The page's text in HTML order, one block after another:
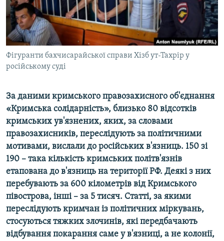
УКРАЇНСЬКА ПРОБЛЕМА КРИМУ
ІНФОГРАФІКА
ДОЛУЧАЙСЯ!
Усі сайти RFE/RL
Фігуранти бахчисарайської справи Хізб ут-Тахрір у
російському суді
За даними кримського правозахисного об'єднання
«Кримська солідарність», близько 80 відсотків
кримських ув'язнених, яких, за словами
правозахисників, переслідують за політичними
мотивами, вислали до російських в'язниць. 150 зі
190 – така кількість кримських політв'язнів
етапована до в'язниць на території РФ. Деякі з них
перебувають за 600 кілометрів від Кримського
півострова, інші – за 5 тисяч. Статті, за якими
переслідують кримчан із політичних міркувань,
стосуються тяжких злочинів, які передбачають
відбування покарання саме у в'язниці, а не колонії,